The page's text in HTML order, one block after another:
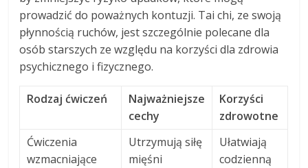
prowadzić do poważnych kontuzji. Tai chi, ze swoją
płynnością ruchów, jest szczególnie polecane dla
osób starszych ze względu na korzyści dla zdrowia
psychicznego i fizycznego.
Rodzaj ćwiczeń
Najważniejsze
cechy
Korzyści
zdrowotne
Ćwiczenia
wzmacniające
Utrzymują siłę
mięśni
Ułatwiają
codzienną